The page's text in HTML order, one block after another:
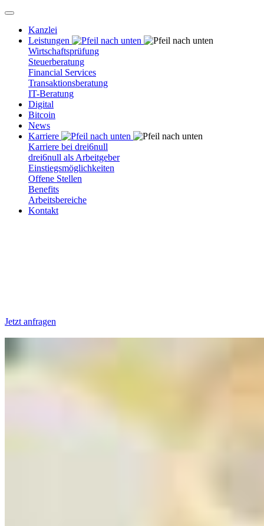
Kanzlei
Leistungen
Wirtschaftsprüfung
Steuerberatung
Financial Services
Transaktionsberatung
IT-Beratung
Digital
Bitcoin
News
Karriere
Karriere bei drei6null
drei6null als Arbeitgeber
Einstiegsmöglichkeiten
Offene Stellen
Benefits
Arbeitsbereiche
Kontakt
Jetzt anfragen